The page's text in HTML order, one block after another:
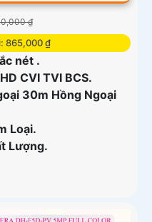
₫
865,000 ₫
nét .
CVI TVI BCS.
30m Hồng Ngoại
Loại.
Lượng.